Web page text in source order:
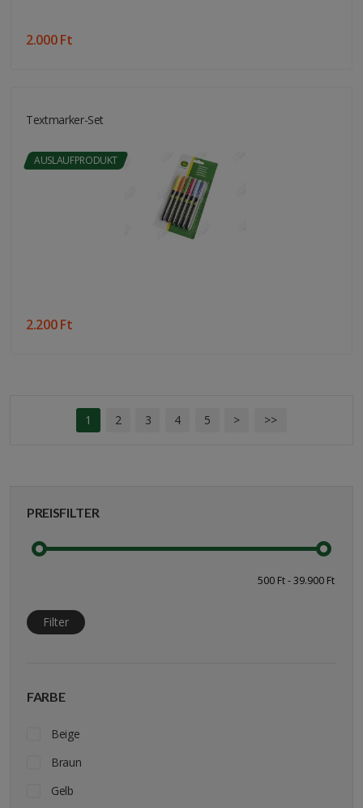
PREISFILTER
Filter
FARBE
Beige
Braun
Gelb
2.000 Ft
Textmarker-Set
AUSLAUFPRODUKT
2.200 Ft
1 2 3 4 5 > >>